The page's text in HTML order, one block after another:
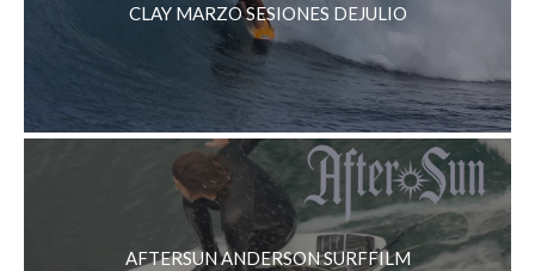
CLAY MARZO SESIONES DEJULIO
AFTERSUN ANDERSON SURFFILM